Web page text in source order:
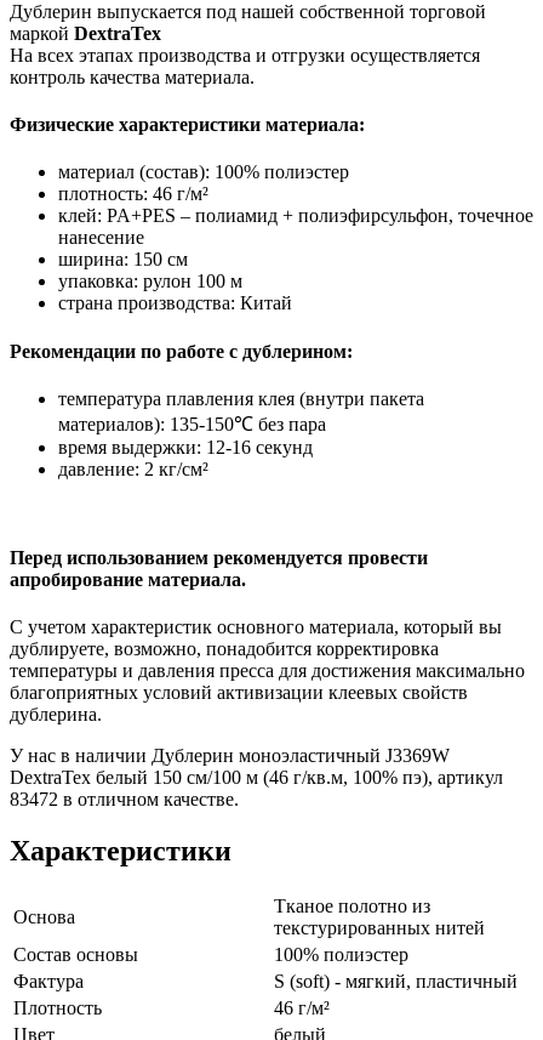
Дублерин выпускается под нашей собственной торговой
маркой DextraTex
На всех этапах производства и отгрузки осуществляется
контроль качества материала.
Физические характеристики материала:
материал (состав): 100% полиэстер
плотность: 46 г/м²
клей: PA+PES – полиамид + полиэфирсульфон, точечное
нанесение
ширина: 150 см
упаковка: рулон 100 м
страна производства: Китай
Рекомендации по работе с дублерином:
температура плавления клея (внутри пакета
материалов): 135-150℃ без пара
время выдержки: 12-16 секунд
давление: 2 кг/см²
Перед использованием рекомендуется провести
апробирование материала.
С учетом характеристик основного материала, который вы
дублируете, возможно, понадобится корректировка
температуры и давления пресса для достижения максимально
благоприятных условий активизации клеевых свойств
дублерина.
У нас в наличии Дублерин моноэластичный J3369W
DextraTex белый 150 см/100 м (46 г/кв.м, 100% пэ), артикул
83472 в отличном качестве.
Характеристики
Основа
Тканое полотно из
текстурированных нитей
Состав основы
100% полиэстер
Фактура
S (soft) - мягкий, пластичный
Плотность
46 г/м²
Цвет
белый